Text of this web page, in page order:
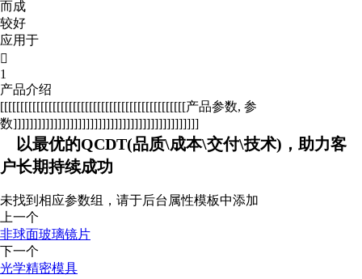
而成
较好
应用于

1
产品介绍
[[[[[[[[[[[[[[[[[[[[[[[[[[[[[[[[[[[[[[[[[[[[[[产品参数, 参
数]]]]]]]]]]]]]]]]]]]]]]]]]]]]]]]]]]]]]]]]]]]]]]
以最优的QCDT(品质\成本\交付\技术)，助力客
户长期持续成功
未找到相应参数组，请于后台属性模板中添加
上一个
非球面玻璃镜片
下一个
光学精密模具